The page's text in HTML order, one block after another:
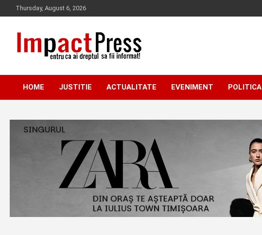
to
Thursday, August 6, 2026
IMPACTPRESS
HOME JUSTITIE ACTUALITATE EVENIMENT POLITICA